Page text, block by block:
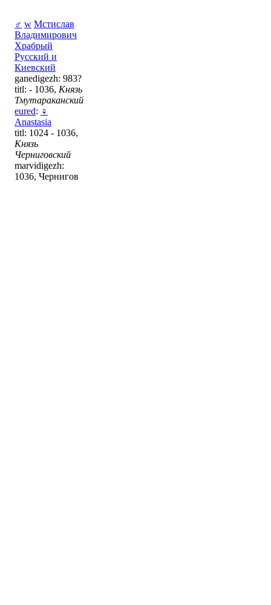
♂ w Мстислав
Владимирович
Храбрый
Русский и
Киевский
ganedigezh: 983?
titl: - 1036, Князь
Тмутараканский
eured: ♀
Anastasia
titl: 1024 - 1036,
Князь
Черниговский
marvidigezh:
1036, Чернигов